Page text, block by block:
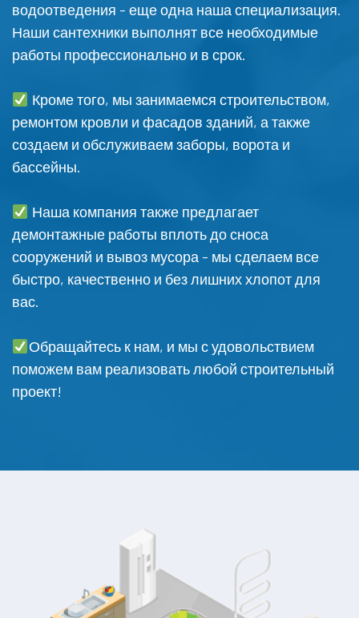
водоотведения - еще одна наша специализация.
Наши сантехники выполнят все необходимые
работы профессионально и в срок.
Кроме того, мы занимаемся строительством,
ремонтом кровли и фасадов зданий, а также
создаем и обслуживаем заборы, ворота и
бассейны.
Наша компания также предлагает
демонтажные работы вплоть до сноса
сооружений и вывоз мусора - мы сделаем все
быстро, качественно и без лишних хлопот для
вас.
Обращайтесь к нам, и мы с удовольствием
поможем вам реализовать любой строительный
проект!